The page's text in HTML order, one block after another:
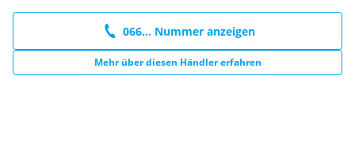
066... Nummer anzeigen
Mehr über diesen Händler erfahren